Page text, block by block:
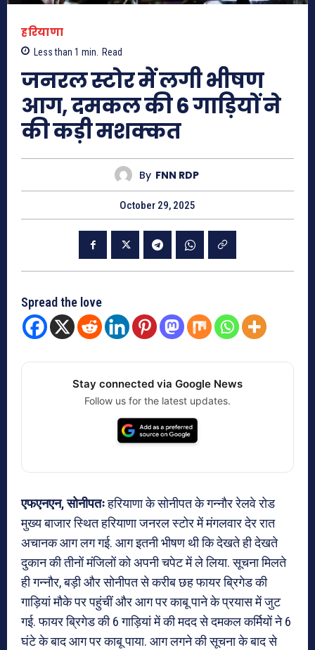
हरियाणा
Less than 1 min. Read
जनरल स्टोर में लगी भीषण
आग, दमकल की 6 गाड़ियों ने
की कड़ी मशक्कत
By FNN RDP
October 29, 2025
Spread the love
Stay connected via Google News
Follow us for the latest updates.
एफएनएन, सोनीपतःहरियाणा के सोनीपत के गन्नौर रेलवे रोड
मुख्य बाजार स्थित हरियाणा जनरल स्टोर में मंगलवार देर रात
अचानक आग लग गई. आग इतनी भीषण थी कि देखते ही देखते
दुकान की तीनों मंजिलों को अपनी चपेट में ले लिया. सूचना मिलते
ही गन्नौर, बड़ी और सोनीपत से करीब छह फायर ब्रिगेड की
गाड़ियां मौके पर पहुंचीं और आग पर काबू पाने के प्रयास में जुट
गई. फायर ब्रिगेड की 6 गाड़ियां में की मदद से दमकल कर्मियों ने 6
घंटे के बाद आग पर काबू पाया. आग लगने की सूचना के बाद से